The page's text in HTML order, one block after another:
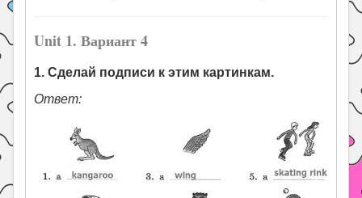
Unit 1. Вариант 4
1. Сделай подписи к этим картинкам.
Ответ: